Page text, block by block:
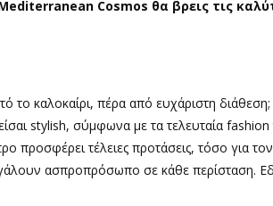
Cosmos θα βρεις τις
το καλοκαίρι, πέρα από ευχάριστη διάθεση;
stylish, σύμφωνα με τα τελευταία fashion
προσφέρει τέλειες προτάσεις, τόσο για
ασπροπρόσωπο σε κάθε περίσταση.